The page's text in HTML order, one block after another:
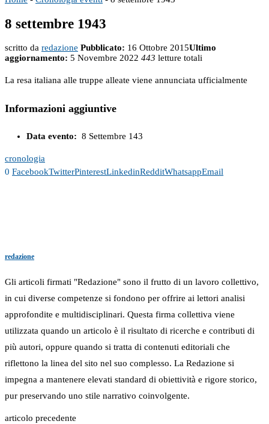
8 settembre 1943
scritto da redazione Pubblicato: 16 Ottobre 2015Ultimo
aggiornamento: 5 Novembre 2022 443 letture totali
La resa italiana alle truppe alleate viene annunciata ufficialmente
Informazioni aggiuntive
Data evento: 8 Settembre 143
cronologia
0 FacebookTwitterPinterestLinkedinRedditWhatsappEmail
redazione
Gli articoli firmati "Redazione" sono il frutto di un lavoro collettivo,
in cui diverse competenze si fondono per offrire ai lettori analisi
approfondite e multidisciplinari. Questa firma collettiva viene
utilizzata quando un articolo è il risultato di ricerche e contributi di
più autori, oppure quando si tratta di contenuti editoriali che
riflettono la linea del sito nel suo complesso. La Redazione si
impegna a mantenere elevati standard di obiettività e rigore storico,
pur preservando uno stile narrativo coinvolgente.
articolo precedente